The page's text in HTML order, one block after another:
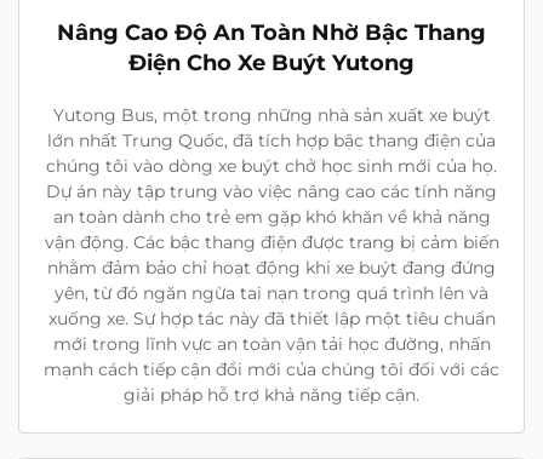
Nâng Cao Độ An Toàn Nhờ Bậc Thang
Điện Cho Xe Buýt Yutong
Yutong Bus, một trong những nhà sản xuất xe buýt
lớn nhất Trung Quốc, đã tích hợp bậc thang điện của
chúng tôi vào dòng xe buýt chở học sinh mới của họ.
Dự án này tập trung vào việc nâng cao các tính năng
an toàn dành cho trẻ em gặp khó khăn về khả năng
vận động. Các bậc thang điện được trang bị cảm biến
nhằm đảm bảo chỉ hoạt động khi xe buýt đang đứng
yên, từ đó ngăn ngừa tai nạn trong quá trình lên và
xuống xe. Sự hợp tác này đã thiết lập một tiêu chuẩn
mới trong lĩnh vực an toàn vận tải học đường, nhấn
mạnh cách tiếp cận đổi mới của chúng tôi đối với các
giải pháp hỗ trợ khả năng tiếp cận.